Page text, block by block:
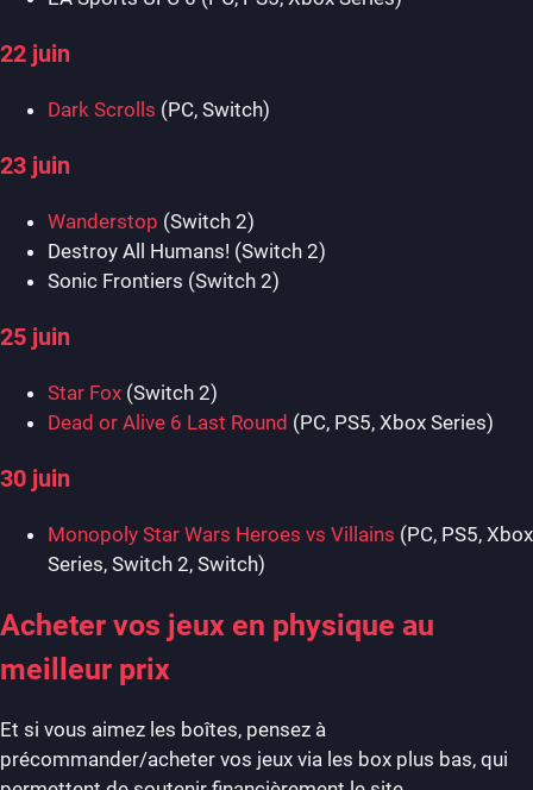
22 juin
Dark Scrolls (PC, Switch)
23 juin
Wanderstop (Switch 2)
Destroy All Humans! (Switch 2)
Sonic Frontiers (Switch 2)
25 juin
Star Fox (Switch 2)
Dead or Alive 6 Last Round (PC, PS5, Xbox Series)
30 juin
Monopoly Star Wars Heroes vs Villains (PC, PS5, Xbox
Series, Switch 2, Switch)
Acheter vos jeux en physique au
meilleur prix
Et si vous aimez les boîtes, pensez à
précommander/acheter vos jeux via les box plus bas, qui